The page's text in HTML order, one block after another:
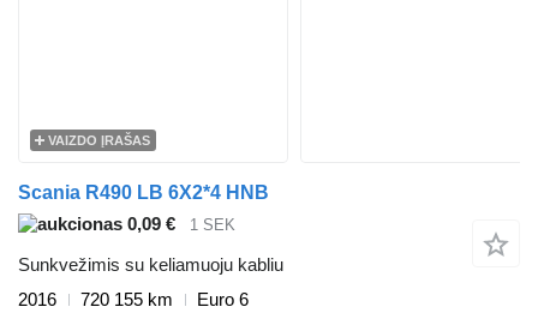
VAIZDO ĮRAŠAS
Scania R490 LB 6X2*4 HNB
0,09 €
1 SEK
Sunkvežimis su keliamuoju kabliu
2016
720 155 km
Euro 6